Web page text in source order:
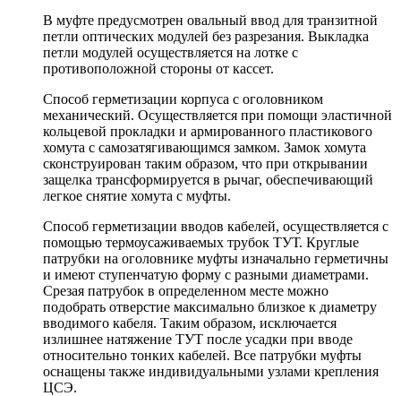
В муфте предусмотрен овальный ввод для транзитной
петли оптических модулей без разрезания. Выкладка
петли модулей осуществляется на лотке с
противоположной стороны от кассет.
Способ герметизации корпуса с оголовником
механический. Осуществляется при помощи эластичной
кольцевой прокладки и армированного пластикового
хомута с самозатягивающимся замком. Замок хомута
сконструирован таким образом, что при открывании
защелка трансформируется в рычаг, обеспечивающий
легкое снятие хомута с муфты.
Способ герметизации вводов кабелей, осуществляется с
помощью термоусаживаемых трубок ТУТ. Круглые
патрубки на оголовнике муфты изначально герметичны
и имеют ступенчатую форму с разными диаметрами.
Срезая патрубок в определенном месте можно
подобрать отверстие максимально близкое к диаметру
вводимого кабеля. Таким образом, исключается
излишнее натяжение ТУТ после усадки при вводе
относительно тонких кабелей. Все патрубки муфты
оснащены также индивидуальными узлами крепления
ЦСЭ.